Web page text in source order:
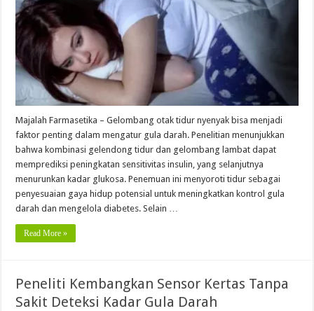
Majalah Farmasetika – Gelombang otak tidur nyenyak bisa menjadi
faktor penting dalam mengatur gula darah. Penelitian menunjukkan
bahwa kombinasi gelendong tidur dan gelombang lambat dapat
memprediksi peningkatan sensitivitas insulin, yang selanjutnya
menurunkan kadar glukosa. Penemuan ini menyoroti tidur sebagai
penyesuaian gaya hidup potensial untuk meningkatkan kontrol gula
darah dan mengelola diabetes. Selain …
Read More »
Peneliti Kembangkan Sensor Kertas Tanpa
Sakit Deteksi Kadar Gula Darah